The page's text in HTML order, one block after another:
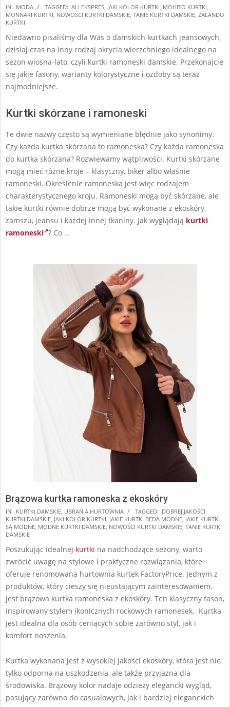
2024-
12-
IN: MODA TAGGED: ALI EKSPRES JAKI KOLOR KURTKI MOHITO KURTKI
MONNARI KURTKI NOWOŚCI KURTKI DAMSKIE TANIE KURTKI DAMSKIE ZALANDO
KURTKI
Niedawno pisaliśmy dla Was o damskich kurtkach jeansowych,
dzisiaj czas na inny rodzaj okrycia wierzchniego idealnego na
sezon wiosna-lato, czyli kurtki ramoneski damskie. Przekonajcie
się jakie fasony, warianty kolorystyczne i ozdoby są teraz
najmodniejsze.
Kurtki skórzane i ramoneski
Te dwie nazwy często są wymieniane błędnie jako synonimy.
Czy każda kurtka skórzana to ramoneska? Czy każda ramoneska
do kurtka skórzana? Rozwiewamy wątpliwości. Kurtki skórzane
mogą mieć różne kroje – klasyczny, biker albo właśnie
ramoneski. Określenie ramoneska jest więc rodzajem
charakterystycznego kroju. Ramoneski mogą być skórzane, ale
takie kurtki równie dobrze mogą być wykonane z ekoskóry,
zamszu, jeansu i każdej innej tkaniny. Jak wyglądają kurtki
ramoneski ? Co …
Brązowa kurtka ramoneska z ekoskóry
2024-
10-
12
IN: KURTKI DAMSKIE UBRANIA HURTOWNIA TAGGED: DOBREJ JAKOŚCI
KURTKI DAMSKIE JAKI KOLOR KURTKI JAKIE KURTKI BĘDĄ MODNE JAKIE KURTKI
SĄ MODNE MODNE KURTKI DAMSKIE NOWOŚCI KURTKI DAMSKIE TANIE KURTKI
DAMSKIE
Poszukując idealnej kurtki na nadchodzące sezony, warto
zwrócić uwagę na stylowe i praktyczne rozwiązania, które
oferuje renomowana hurtownia kurtek FactoryPrice. Jednym z
produktów, który cieszy się nieustającym zainteresowaniem,
jest brązowa kurtka ramoneska z ekoskóry. Ten klasyczny fason,
inspirowany stylem ikonicznych rockowych ramonesek. Kurtka
jest idealna dla osób ceniących sobie zarówno styl, jak i
komfort noszenia.
Kurtka wykonana jest z wysokiej jakości ekoskóry, która jest nie
tylko odporna na uszkodzenia, ale także przyjazna dla
środowiska. Brązowy kolor nadaje odzieży elegancki wygląd,
pasujący zarówno do casualowych, jak i bardziej eleganckich